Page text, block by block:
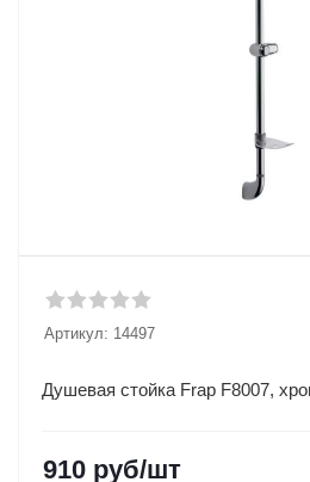
Артикул: 14497
Душевая стойка Frap F8007,
910 руб/шт